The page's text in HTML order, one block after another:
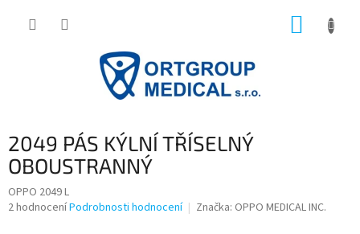
2049 PÁS KÝLNÍ TŘÍSELNÝ
OBOUSTRANNÝ
OPPO 2049 L
Průměrné
2 hodnoceníPodrobnosti hodnocení Značka: OPPO MEDICAL INC.